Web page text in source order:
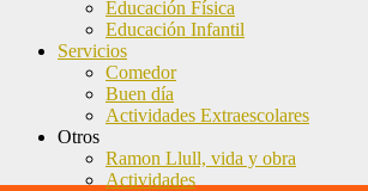
Educación Física
Educación Infantil
Servicios
Comedor
Buen día
Actividades Extraescolares
Otros
Ramon Llull, vida y obra
Actividades